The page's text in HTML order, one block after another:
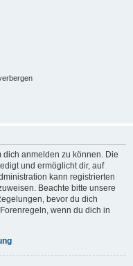
dich anmelden zu können. Die
und ermöglicht dir, auf
kann registrierten
Beachte bitte unsere
bevor du dich
wenn du dich in